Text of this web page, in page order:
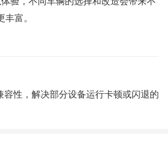
富。
容性，解决部分设备运行卡顿或闪退的